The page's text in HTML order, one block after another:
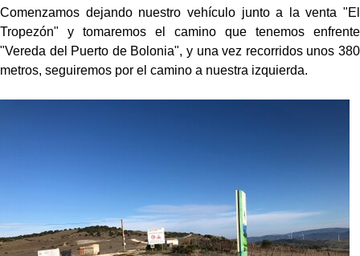
Comenzamos dejando nuestro vehículo junto a la venta "El
Tropezón" y tomaremos el camino que tenemos enfrente
"Vereda del Puerto de Bolonia", y una vez recorridos unos 380
metros, seguiremos por el camino a nuestra izquierda.